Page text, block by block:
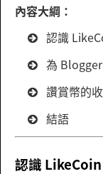
內容大綱：
認識
為 Blogger
讚賞幣的
結語
認識